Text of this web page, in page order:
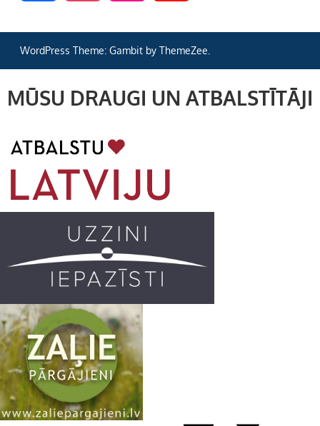
c
e
o
o
s
t
g
r
a
m
i
r
u
T
e
WordPress Theme: Gambit by ThemeZee.
MŪSU DRAUGI UN ATBALSTĪTĀJI